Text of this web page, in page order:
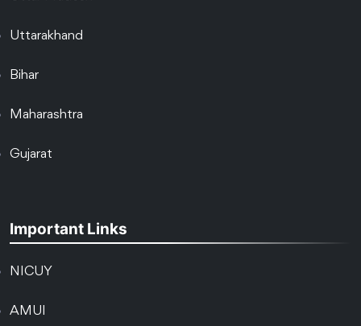
Uttarakhand
Bihar
Maharashtra
Gujarat
Important Links
NICUY
AMUI